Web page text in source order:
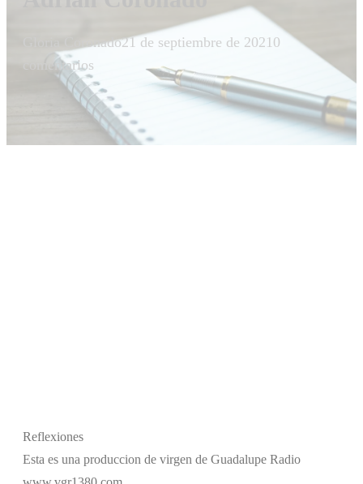
Gloria Coronado21 de septiembre de 2021 0
comentarios
Reflexiones
Esta es una produccion de virgen de Guadalupe Radio